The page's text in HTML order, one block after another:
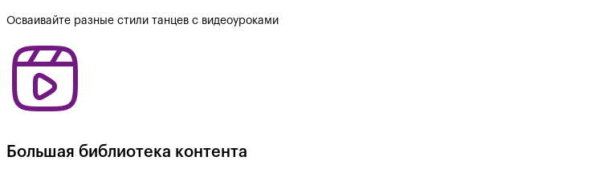
Осваивайте разные стили танцев с видеоуроками
Большая библиотека контента